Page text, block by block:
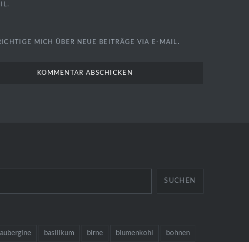
MICH ÜBER NEUE BEITRÄGE VIA E-MAIL.
SUCHEN
aubergine basilikum birne blumenkohl bohnen